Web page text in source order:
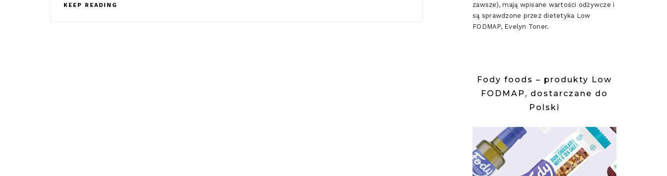
KEEP READING
zawsze), mają wpisane wartości odżywcze i
są sprawdzone przez dietetyka Low
FODMAP, Evelyn Toner.
Fody foods – produkty Low
FODMAP, dostarczane do
Polski